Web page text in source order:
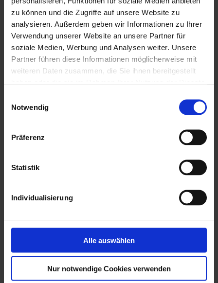
zu können und die Zugriffe auf unsere Website zu
analysieren. Außerdem geben wir Informationen zu Ihrer
Verwendung unserer Website an unsere Partner für
soziale Medien, Werbung und Analysen weiter. Unsere
Partner führen diese Informationen möglicherweise mit
weiteren Daten zusammen, die Sie ihnen bereitgestellt
verwendenden Cookies, geben Sie uns Ihre Einwilligung
zur Nutzung der jeweiligen Cookies. Welche Cookies
dies im Einzelnen sind, erfahren Sie mit der Funktion
„Details anzeigen“. Für weitere Informationen über
Notwendig
Präferenz
Statistik
Individualisierung
Alle auswählen
Nur notwendige Cookies verwenden
09875 271
info@schmelzer-bau.de
gefallen
Kanalbauer
Andreas Schmelzer Bau GmbH
Ludwig-Erhard-Straße 6
91639 Wolframs-Eschenbach
Hierher ziehen & fallen
lassen
oder
Dateien auswählen
0von 5